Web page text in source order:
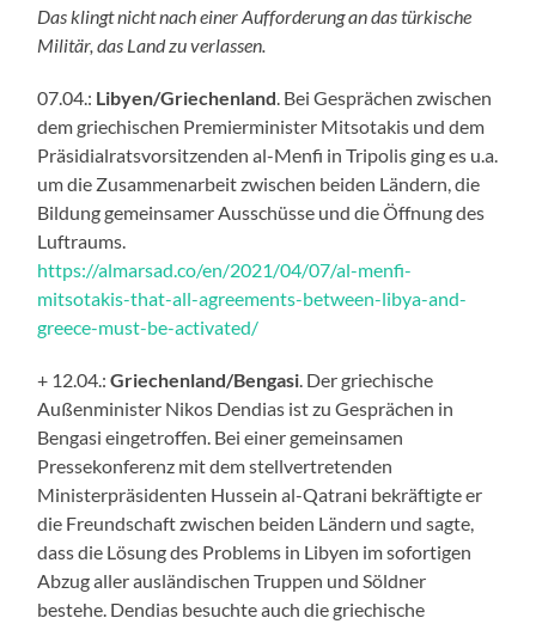
Das klingt nicht nach einer Aufforderung an das türkische
Militär, das Land zu verlassen.
07.04.: Libyen/Griechenland . Bei Gesprächen zwischen
dem griechischen Premierminister Mitsotakis und dem
Präsidialratsvorsitzenden al-Menfi in Tripolis ging es u.a.
um die Zusammenarbeit zwischen beiden Ländern, die
Bildung gemeinsamer Ausschüsse und die Öffnung des
Luftraums.
https://almarsad.co/en/2021/04/07/al-menfi-
mitsotakis-that-all-agreements-between-libya-and-
greece-must-be-activated/
+ 12.04.:Griechenland/Bengasi . Der griechische
Außenminister Nikos Dendias ist zu Gesprächen in
Bengasi eingetroffen. Bei einer gemeinsamen
Pressekonferenz mit dem stellvertretenden
Ministerpräsidenten Hussein al-Qatrani bekräftigte er
die Freundschaft zwischen beiden Ländern und sagte,
dass die Lösung des Problems in Libyen im sofortigen
Abzug aller ausländischen Truppen und Söldner
bestehe. Dendias besuchte auch die griechische